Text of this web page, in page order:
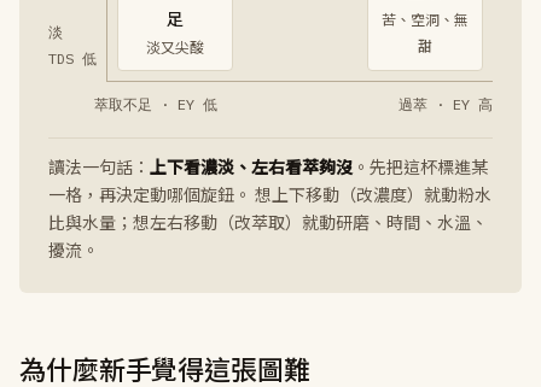
為什麼新手覺得這張圖難